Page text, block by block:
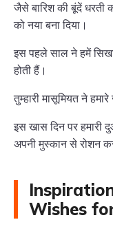
जैसे बारिश की बूंदें धरती
को नया बना दिया।
इस पहले साल ने हमें
होती हैं।
तुम्हारी मासूमियत ने
इस खास दिन पर हमारी
अपनी मुस्कान से रोशन
Wishes